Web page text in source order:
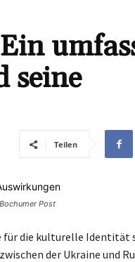
seine
Teilen
Post
für die kulturelle Identität
der Ukraine und